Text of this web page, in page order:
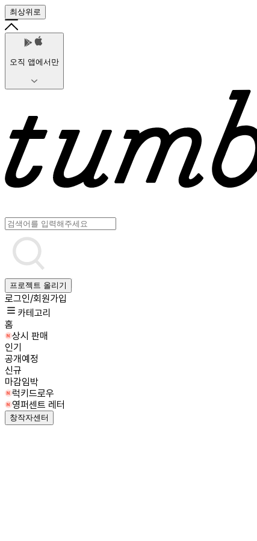
최상위로
오직 앱에서만
프로젝트 올리기
로그인/회원가입
카테고리
홈
상시 판매
인기
공개예정
신규
마감임박
럭키드로우
영퍼센트 레터
창작자센터